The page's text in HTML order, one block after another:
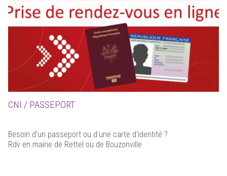
CNI / PASSEPORT
Besoin d'un passeport ou d'une carte d'identité ?
Rdv en mairie de Rettel ou de Bouzonville